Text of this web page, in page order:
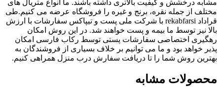
مشابه درخشش و کیفیت بالاتری داشته باشند. ما انواع متریال های
مختلف از جمله نقره، برنج و غیره را فروشگاه عرضه می کنیم.طی
قراداد rekabfarsi با شرکت ملی پست و تیپاکس سفارشات با ارزش
بالا نیز توسط ما بیمه و پست خواهند شد. در این روش امکان
رهگیری اختصاصی سفارشات پستی توسط رکاب فارسی امکان
پذیر خواهد بود و ما می توانیم بر خلاف بسیاری از فروشندگان به
بهترین روش شما را تا دریافت سفارش درب منزل همراهی کنیم.
محصولات مشابه